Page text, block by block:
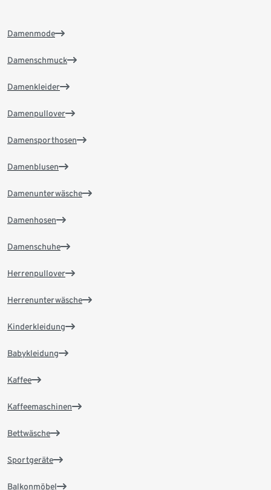
Damenmode
Damenschmuck
Damenkleider
Damenpullover
Damensporthosen
Damenblusen
Damenunterwäsche
Damenhosen
Damenschuhe
Herrenpullover
Herrenunterwäsche
Kinderkleidung
Babykleidung
Kaffee
Kaffeemaschinen
Bettwäsche
Sportgeräte
Balkonmöbel